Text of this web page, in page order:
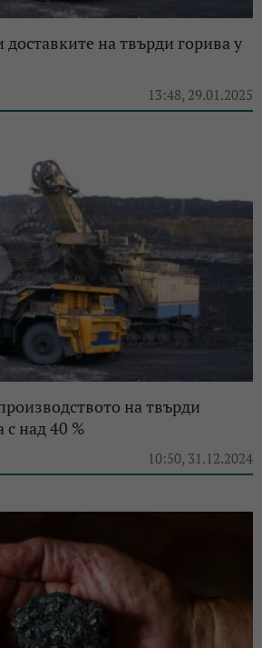
на твърди горива у
13:48, 29.01.2025
на твърди
с над 40 %
10:50, 31.12.2024